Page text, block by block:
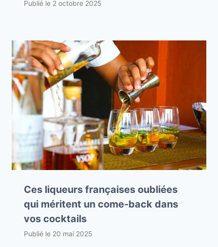
Publié le 2 octobre 2025
Ces liqueurs françaises oubliées
qui méritent un come-back dans
vos cocktails
Publié le 20 mai 2025